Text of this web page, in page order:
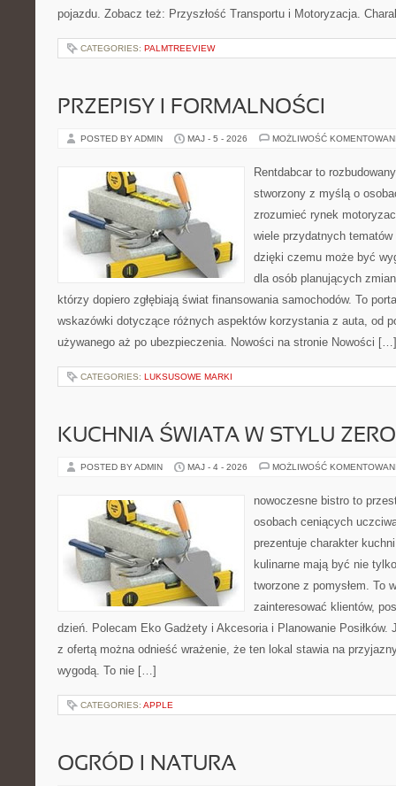
pojazdu. Zobacz też: Przyszłość Transportu i Motoryzacja.
CATEGORIES: PALMTREEVIEW
PRZEPISY I FORMALNOŚCI
POSTED BY ADMIN MAJ - 5 - 2026 MOŻLIWOŚĆ
Rentdabcar to
stworzony z myślą o
zrozumieć rynek
wiele przydatnych
dzięki czemu może być
dla osób planujących
którzy dopiero zgłębiają świat finansowania samochodów. To
wskazówki dotyczące różnych aspektów korzystania z auta, od
używanego aż po ubezpieczenia. Nowości na stronie Nowości […]
CATEGORIES: LUKSUSOWE MARKI
KUCHNIA ŚWIATA W STYLU
POSTED BY ADMIN MAJ - 4 - 2026 MOŻLIWOŚĆ
nowoczesne bistro to
osobach ceniących
prezentuje charakter
kulinarne mają być nie
tworzone z pomysłem. To
zainteresować klientów,
dzień. Polecam Eko Gadżety i Akcesoria i Planowanie Posiłków.
z ofertą można odnieść wrażenie, że ten lokal stawia na
wygodą. To nie […]
CATEGORIES: APPLE
OGRÓD I NATURA